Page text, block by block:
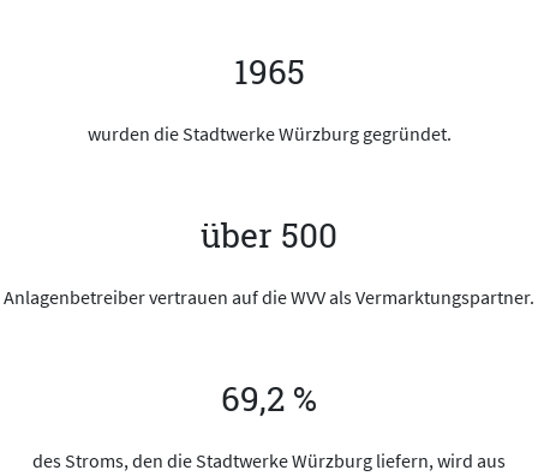
1965
wurden die Stadtwerke Würzburg gegründet.
über 500
Anlagenbetreiber vertrauen auf die WVV als Vermarktungspartner.
69,2 %
des Stroms, den die Stadtwerke Würzburg liefern, wird aus